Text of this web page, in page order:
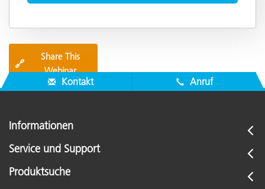
🔗
Share This
Webinar
Kontakt Anruf
Informationen
Service und Support
Produktsuche